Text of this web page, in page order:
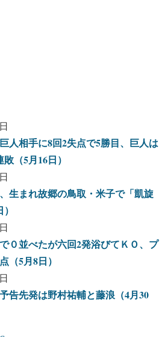
人相手に8回2失点で5勝目、巨人は
（5月16日）
生まれ故郷の鳥取・米子で「凱旋
０並べたが六回2発浴びてＫＯ、プ
（5月8日）
告先発は野村祐輔と藤浪（4月30